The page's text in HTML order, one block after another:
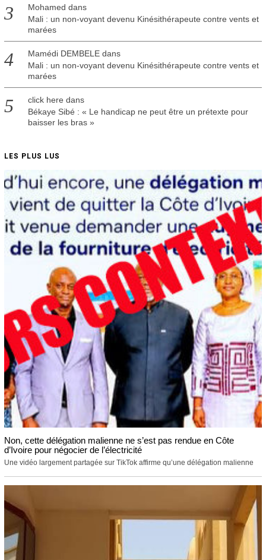
Mohamed dans
Mali : un non-voyant devenu Kinésithérapeute contre vents et
marées
Mamédi DEMBELEdans
Mali : un non-voyant devenu Kinésithérapeute contre vents et
marées
click here dans
Békaye Sibé : « Le handicap ne peut être un prétexte pour
baisser les bras »
LES PLUS LUS
Non, cette délégation malienne ne s’est pas rendue en Côte
d’Ivoire pour négocier de l’électricité
Une vidéo largement partagée sur TikTok affirme qu’une délégation malienne